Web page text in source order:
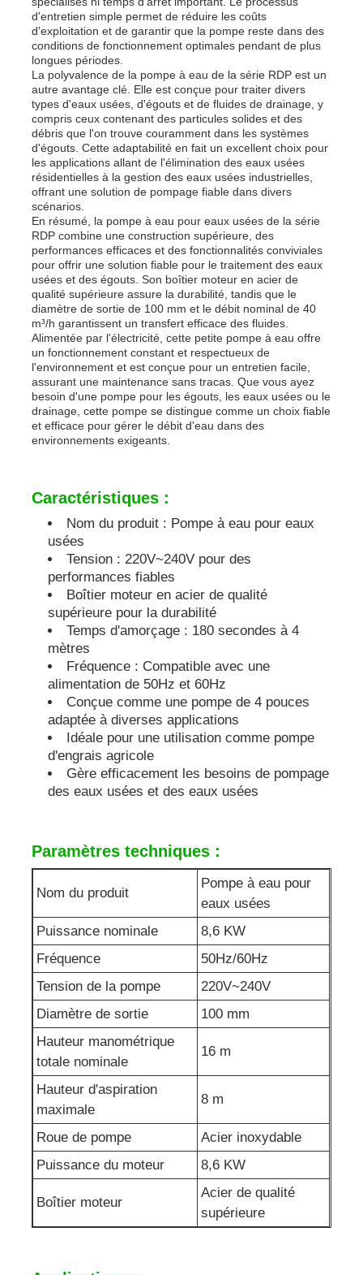
groupe électrogène diesel
groupe électrogène à essence
Groupe électrogène à onduleur
Ensemble de générateur portable
Groupe électrogène industriel
Groupe électrogène numérique
Générateur de cadres ouverts
groupe électrogène insonorisé
Groupe électrogène d'auvent
Générateur à faible bruit
Maintenance du générateur
Groupe électrogène de soudage
moteur diesel de générateur
pompe à eau d'égout
d'entretien simple permet de réduire les coûts
d'exploitation et de garantir que la pompe reste dans des
conditions de fonctionnement optimales pendant de plus
longues périodes.
La polyvalence de la pompe à eau de la série RDP est un
autre avantage clé. Elle est conçue pour traiter divers
types d'eaux usées, d'égouts et de fluides de drainage, y
compris ceux contenant des particules solides et des
débris que l'on trouve couramment dans les systèmes
d'égouts. Cette adaptabilité en fait un excellent choix pour
les applications allant de l'élimination des eaux usées
résidentielles à la gestion des eaux usées industrielles,
offrant une solution de pompage fiable dans divers
scénarios.
En résumé, la pompe à eau pour eaux usées de la série
RDP combine une construction supérieure, des
performances efficaces et des fonctionnalités conviviales
pour offrir une solution fiable pour le traitement des eaux
usées et des égouts. Son boîtier moteur en acier de
qualité supérieure assure la durabilité, tandis que le
diamètre de sortie de 100 mm et le débit nominal de 40
m³/h garantissent un transfert efficace des fluides.
Alimentée par l'électricité, cette petite pompe à eau offre
un fonctionnement constant et respectueux de
l'environnement et est conçue pour un entretien facile,
assurant une maintenance sans tracas. Que vous ayez
besoin d'une pompe pour les égouts, les eaux usées ou le
drainage, cette pompe se distingue comme un choix fiable
et efficace pour gérer le débit d'eau dans des
environnements exigeants.
Caractéristiques :
Nom du produit : Pompe à eau pour eaux
usées
Tension : 220V~240V pour des
performances fiables
Boîtier moteur en acier de qualité
supérieure pour la durabilité
Temps d'amorçage : 180 secondes à 4
mètres
Fréquence : Compatible avec une
alimentation de 50Hz et 60Hz
Conçue comme une pompe de 4 pouces
adaptée à diverses applications
Idéale pour une utilisation comme pompe
d'engrais agricole
Gère efficacement les besoins de pompage
des eaux usées et des eaux usées
Paramètres techniques :
Nom du produit
Pompe à eau pour
eaux usées
Puissance nominale
8,6 KW
Fréquence
50Hz/60Hz
Tension de la pompe
220V~240V
Diamètre de sortie
100 mm
Hauteur manométrique
totale nominale
16 m
Hauteur d'aspiration
maximale
8 m
Roue de pompe
Acier inoxydable
Puissance du moteur
8,6 KW
Boîtier moteur
Acier de qualité
supérieure